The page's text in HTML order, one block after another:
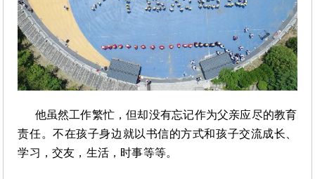
他虽然工作繁忙，但却没有忘记作为父亲应尽的教育
责任。不在孩子身边就以书信的方式和孩子交流成长、
学习，交友，生活，时事等等。